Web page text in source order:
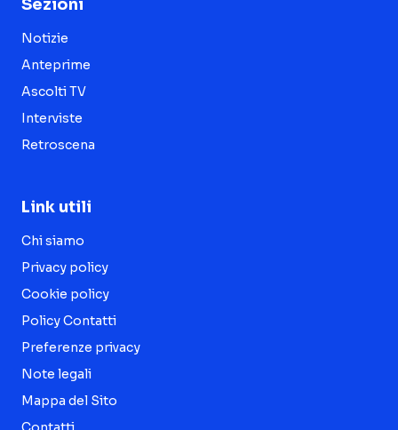
Sezioni
Notizie
Anteprime
Ascolti TV
Interviste
Retroscena
Link utili
Chi siamo
Privacy policy
Cookie policy
Policy Contatti
Preferenze privacy
Note legali
Mappa del Sito